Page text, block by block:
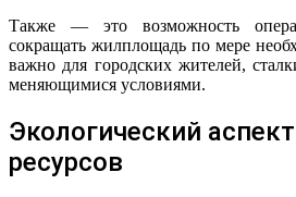
Также — это возможность
сокращать жилплощадь по мере
важно для городских жителей,
меняющимися условиями.
Экологический
ресурсов